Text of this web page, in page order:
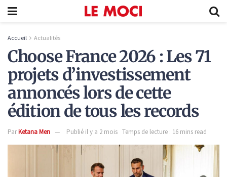
Accueil Actualités
Choose France 2026 : Les 71
projets d’investissement
annoncés lors de cette
édition de tous les records
ParKetana Men Publié il y a 2 mois Temps de lecture : 16 mins read